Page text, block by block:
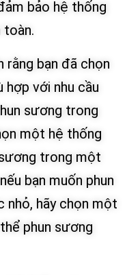
bảo hệ thống
toàn.
rằng bạn đã chọn
hợp với nhu cầu
sương trong
một hệ thống
trong một
bạn muốn phun
hãy chọn một
phun sương